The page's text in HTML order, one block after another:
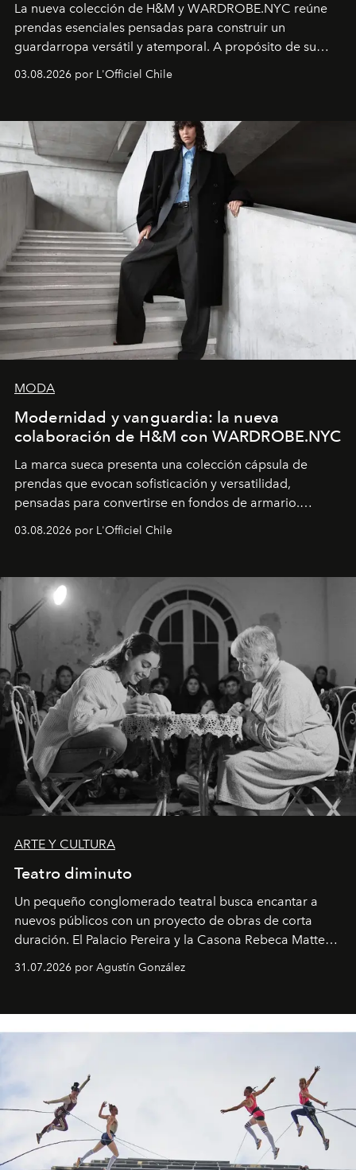
La nueva colección de H&M y WARDROBE.NYC reúne
prendas esenciales pensadas para construir un
guardarropa versátil y atemporal. A propósito de su
lanzamiento, los fundadores de la firma neoyorquina y
la asesora creativa y jefa de diseño global de la marca
y la filosofía detrás de la propuesta.
03.08.2026 por L'Officiel Chile
MODA
Modernidad y vanguardia: la nueva
colaboración de H&M con WARDROBE.NYC
La marca sueca presenta una colección cápsula de
prendas que evocan sofisticación y versatilidad,
pensadas para convertirse en fondos de armario.
Disponible en Chile desde el 6 de agosto.
03.08.2026 por L'Officiel Chile
ARTE Y CULTURA
Teatro diminuto
Un pequeño conglomerado teatral busca encantar a
nuevos públicos con un proyecto de obras de corta
duración. El Palacio Pereira y la Casona Rebeca Matte
son algunos de los lugares que han albergado estas
miniobras. Sus puestas en escena son limpias; ponen el
31.07.2026 por Agustín González